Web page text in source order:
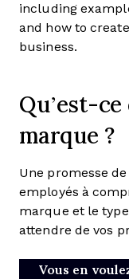
including
and how to
business.
Qu’est-
marque ?
Une promesse
employés à
marque et le
attendre de vos
Vous en